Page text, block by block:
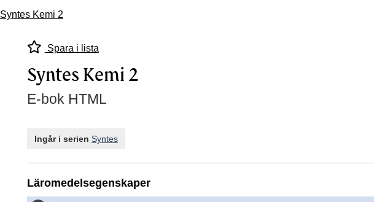
Syntes Kemi 2
Spara i lista
Syntes Kemi 2
E-bok HTML
Ingår i serien Syntes
Läromedelsegenskaper